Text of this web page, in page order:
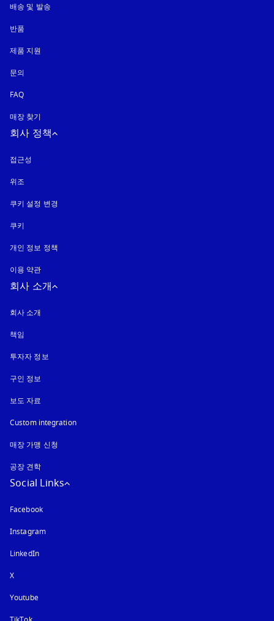
배송 및 발송
반품
제품 지원
문의
FAQ
매장 찾기
회사 정책
접근성
위조
쿠키 설정 변경
쿠키
개인 정보 정책
이용 약관
회사 소개
회사 소개
책임
투자자 정보
구인 정보
보도 자료
Custom integration
매장 가맹 신청
공장 견학
Social Links
Facebook
Instagram새 탭에서 열림
LinkedIn
X
Youtube새 탭에서 열림